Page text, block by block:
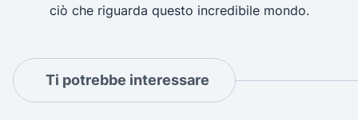
ciò che riguarda questo incredibile mondo.
Ti potrebbe interessare